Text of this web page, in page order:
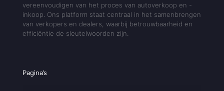
vereenvoudigen van het proces van autoverkoop en -
inkoop. Ons platform staat centraal in het samenbrengen
van verkopers en dealers, waarbij betrouwbaarheid en
efficiëntie de sleutelwoorden zijn.
Pagina’s